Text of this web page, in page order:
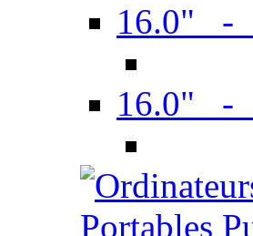
16.0" -
16.0" -